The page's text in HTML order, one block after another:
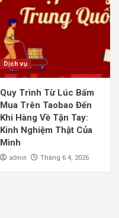
Dịch vụ
Quy Trình Từ Lúc Bấm
Mua Trên Taobao Đến
Khi Hàng Về Tận Tay:
Kinh Nghiệm Thật Của
Mình
admin Tháng 6 4, 2026